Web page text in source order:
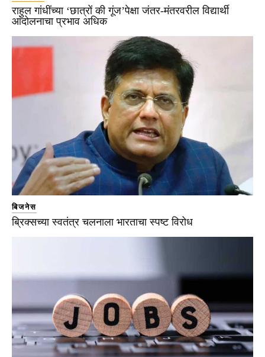
राहुल गांधींच्या ‘छात्रों की गूंज’पेक्षा जंतर-मंतरवरील विद्यार्थी
आंदोलनाचा प्रभाव अधिक
बिजनेस
ब्रिक्सच्या स्वतंत्र चलनाला भारताचा स्पष्ट विरोध